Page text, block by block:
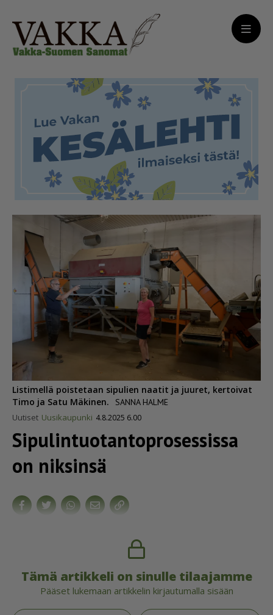
Listimellä poistetaan sipulien naatit ja juuret, kertoivat
Timo ja Satu Mäkinen.
SANNA HALME
Uutiset Uusikaupunki 4.8.2025 6.00
Sipulin­tuo­tan­top­ro­ses­sissa
on niksinsä
Tämä artikkeli on sinulle tilaajamme
Pääset lukemaan artikkelin kirjautumalla sisään